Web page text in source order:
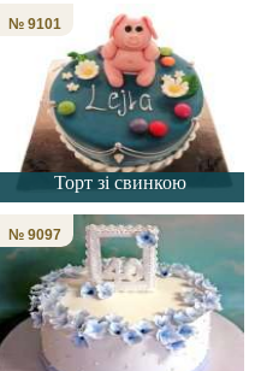
Торт зі свинкою
№ 9101
№ 9097